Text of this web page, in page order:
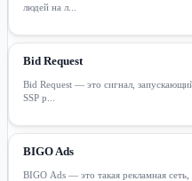
людей на л...
Bid Request
Bid Request — это сигнал,
SSP р...
BIGO Ads
BIGO Ads — это такая рекламная